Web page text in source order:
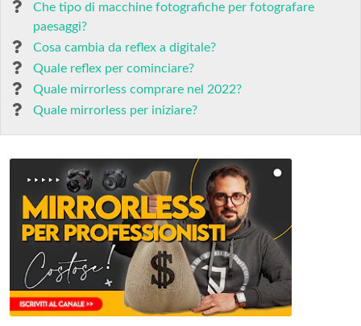
Che tipo di macchine fotografiche per fotografare
paesaggi?
Cosa cambia da reflex a digitale?
Quale reflex per cominciare?
Quale mirrorless comprare nel 2022?
Quale mirrorless per iniziare?